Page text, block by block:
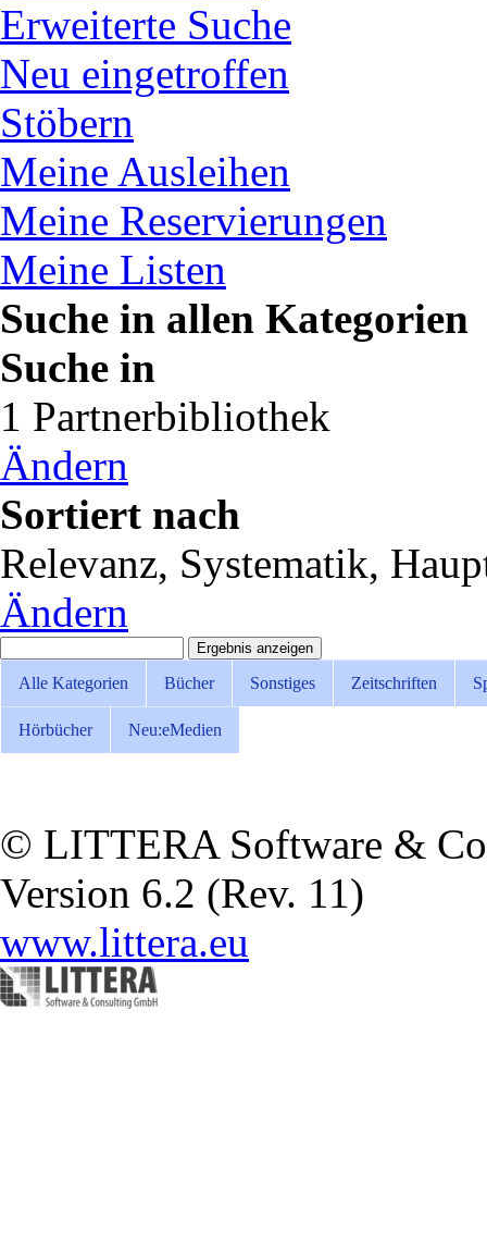
Erweiterte Suche
Neu eingetroffen
Stöbern
Meine Ausleihen
Meine Reservierungen
Meine Listen
Suche in allen Kategorien
Suche in
1 Partnerbibliothek
Ändern
Sortiert nach
Relevanz, Systematik,
Ändern
Alle Kategorien Bücher Sonstiges Zeitschriften
Hörbücher Neu:eMedien
© LITTERA Software &
Version 6.2 (Rev. 11)
www.littera.eu